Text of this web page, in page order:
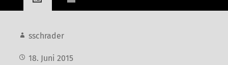
sschrader
18. Juni 2015